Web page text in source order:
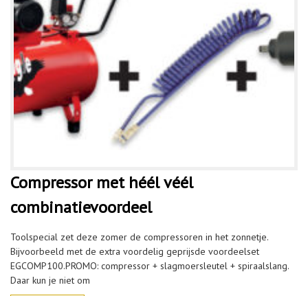
Compressor met héél véél
combinatievoordeel
Toolspecial zet deze zomer de compressoren in het zonnetje.
Bijvoorbeeld met de extra voordelig geprijsde voordeelset
EGCOMP100.PROMO: compressor + slagmoersleutel + spiraalslang.
Daar kun je niet om